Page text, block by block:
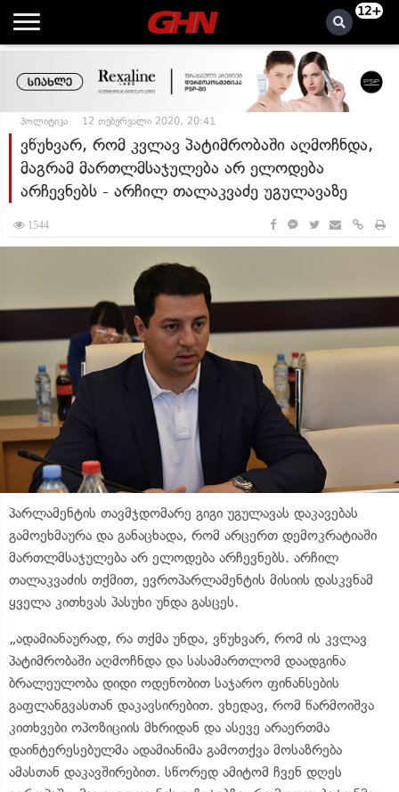
12+
პოლიტიკა 12 თებერვალი 2020, 20:41
ვწუხვარ, რომ კვლავ პატიმრობაში აღმოჩნდა,
მაგრამ მართლმსაჯულება არ ელოდება
არჩევნებს - არჩილ თალაკვაძე უგულავაზე
1544
პარლამენტის თავმჯდომარე გიგი უგულავას დაკავებას
გამოეხმაურა და განაცხადა, რომ არცერთ დემოკრატიაში
მართლმსაჯულება არ ელოდება არჩევნებს. არჩილ
თალაკვაძის თქმით, ევროპარლამენტის მისიის დასკვნამ
ყველა კითხვას პასუხი უნდა გასცეს.
„ადამიანაურად, რა თქმა უნდა, ვწუხვარ, რომ ის კვლავ
პატიმრობაში აღმოჩნდა და სასამართლომ დაადგინა
ბრალეულობა დიდი ოდენობით საჯარო ფინანსების
გაფლანგვასთან დაკავსირებით. ვხედავ, რომ წარმოიშვა
კითხვები ოპოზიციის მხრიდან და ასევე არაერთმა
დაინტერესებულმა ადამიანიმა გამოთქვა მოსაზრება
ამასთან დაკავშირებით. სწორედ ამიტომ ჩვენ დღეს